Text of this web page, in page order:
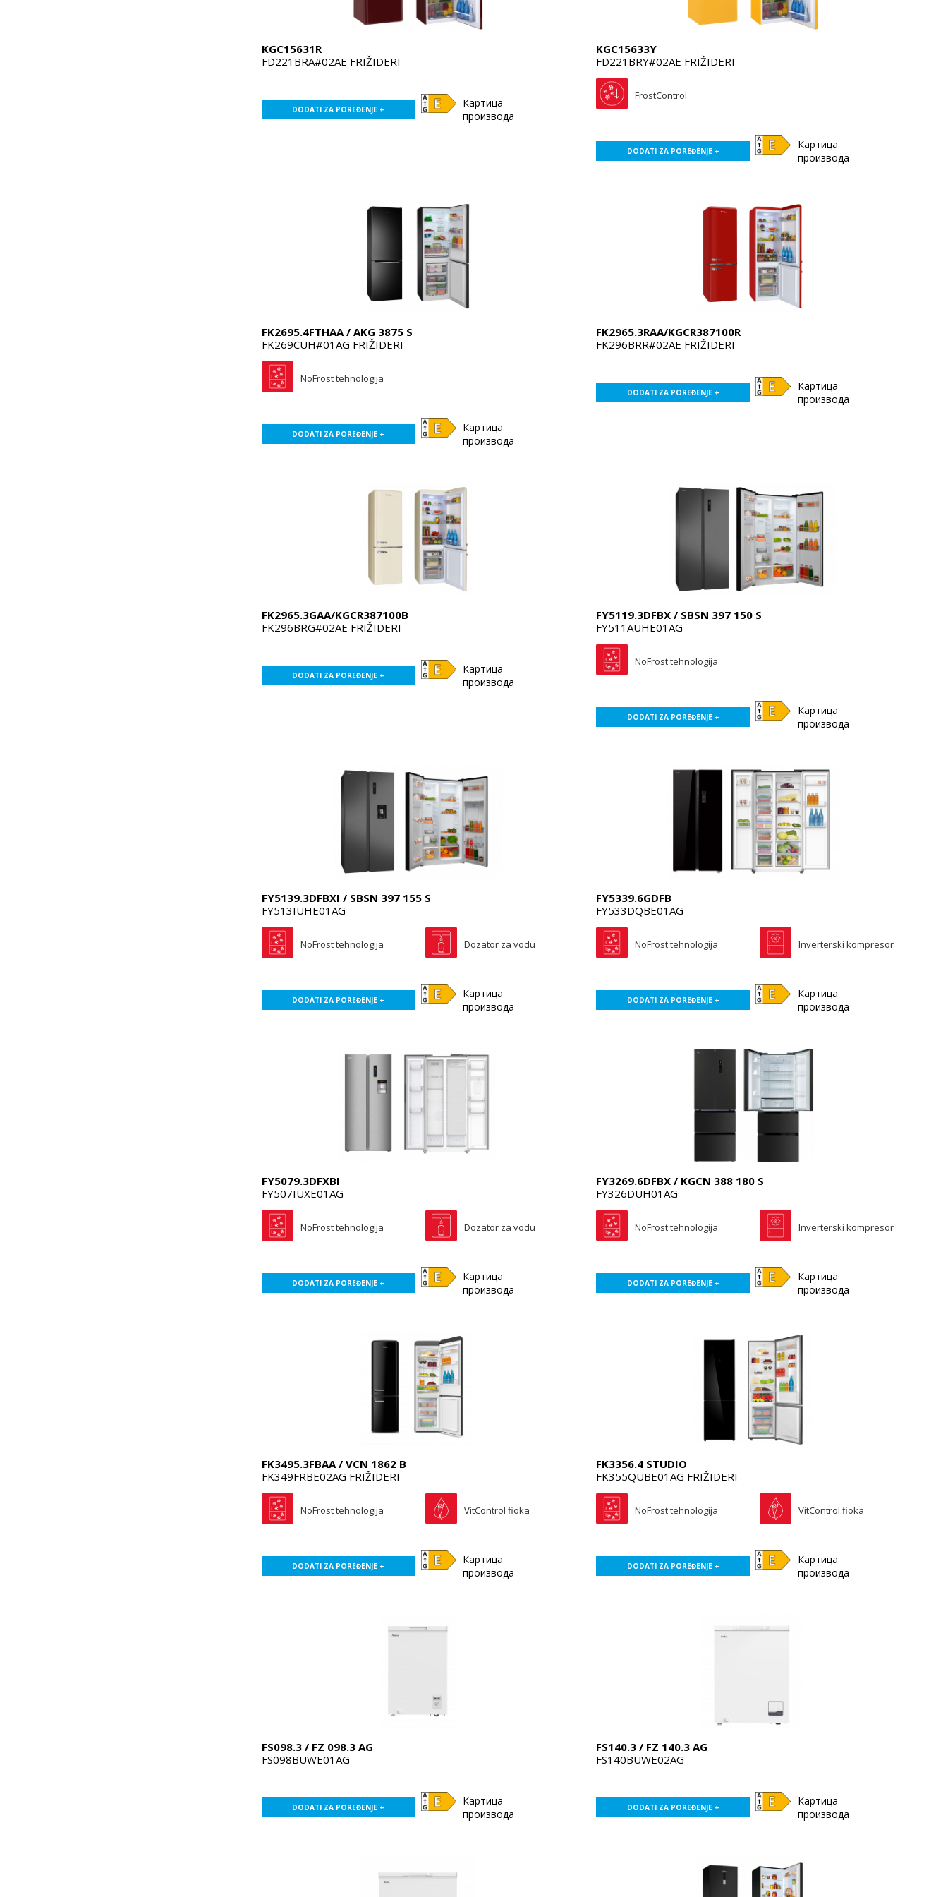
KGC15631R
FD221BRA#02AE FRIŽIDERI
DODATI ZA POREĐENJE +
Картица
производа
KGC15633Y
FD221BRY#02AE FRIŽIDERI
FrostControl
DODATI ZA POREĐENJE +
Картица
производа
FK2695.4FTHAA / AKG 3875 S
FK269CUH#01AG FRIŽIDERI
NoFrost tehnologija
DODATI ZA POREĐENJE +
Картица
производа
FK2965.3RAA/KGCR387100R
FK296BRR#02AE FRIŽIDERI
DODATI ZA POREĐENJE +
Картица
производа
FK2965.3GAA/KGCR387100B
FK296BRG#02AE FRIŽIDERI
DODATI ZA POREĐENJE +
Картица
производа
FY5119.3DFBX / SBSN 397 150 S
FY511AUHE01AG
NoFrost tehnologija
DODATI ZA POREĐENJE +
Картица
производа
FY5139.3DFBXI / SBSN 397 155 S
FY513IUHE01AG
NoFrost tehnologija Dozator za vodu
DODATI ZA POREĐENJE +
Картица
производа
FY5339.6GDFB
FY533DQBE01AG
NoFrost tehnologija Inverterski kompresor
DODATI ZA POREĐENJE +
Картица
производа
FY5079.3DFXBI
FY507IUXE01AG
NoFrost tehnologija Dozator za vodu
DODATI ZA POREĐENJE +
Картица
производа
FY3269.6DFBX / KGCN 388 180 S
FY326DUH01AG
NoFrost tehnologija Inverterski kompresor
DODATI ZA POREĐENJE +
Картица
производа
FK3495.3FBAA / VCN 1862 B
FK349FRBE02AG FRIŽIDERI
NoFrost tehnologija VitControl fioka
DODATI ZA POREĐENJE +
Картица
производа
FK3356.4 STUDIO
FK355QUBE01AG FRIŽIDERI
NoFrost tehnologija VitControl fioka
DODATI ZA POREĐENJE +
Картица
производа
FS098.3 / FZ 098.3 AG
FS098BUWE01AG
DODATI ZA POREĐENJE +
Картица
производа
FS140.3 / FZ 140.3 AG
FS140BUWE02AG
DODATI ZA POREĐENJE +
Картица
производа